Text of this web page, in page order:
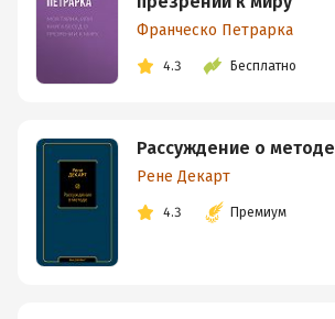
Франческо Петрарка
4.3 Бесплатно
Рассуждение о методе
Рене Декарт
4.3 Премиум